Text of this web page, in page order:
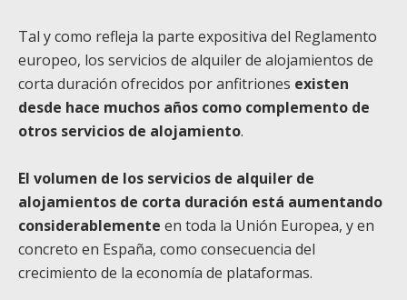
Tal y como refleja la parte expositiva del Reglamento
europeo, los servicios de alquiler de alojamientos de
corta duración ofrecidos por anfitriones existen
desde hace muchos años como complemento de
otros servicios de alojamiento.
El volumen de los servicios de alquiler de
alojamientos de corta duración está aumentando
considerablemente en toda la Unión Europea, y en
concreto en España, como consecuencia del
crecimiento de la economía de plataformas.